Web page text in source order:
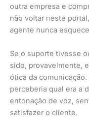
outra empresa e
não voltar neste
agente nunca
Se o suporte tivesse
sido, provavelmente,
ótica da
perceberia qual era a
entonação de voz,
satisfazer o cliente.